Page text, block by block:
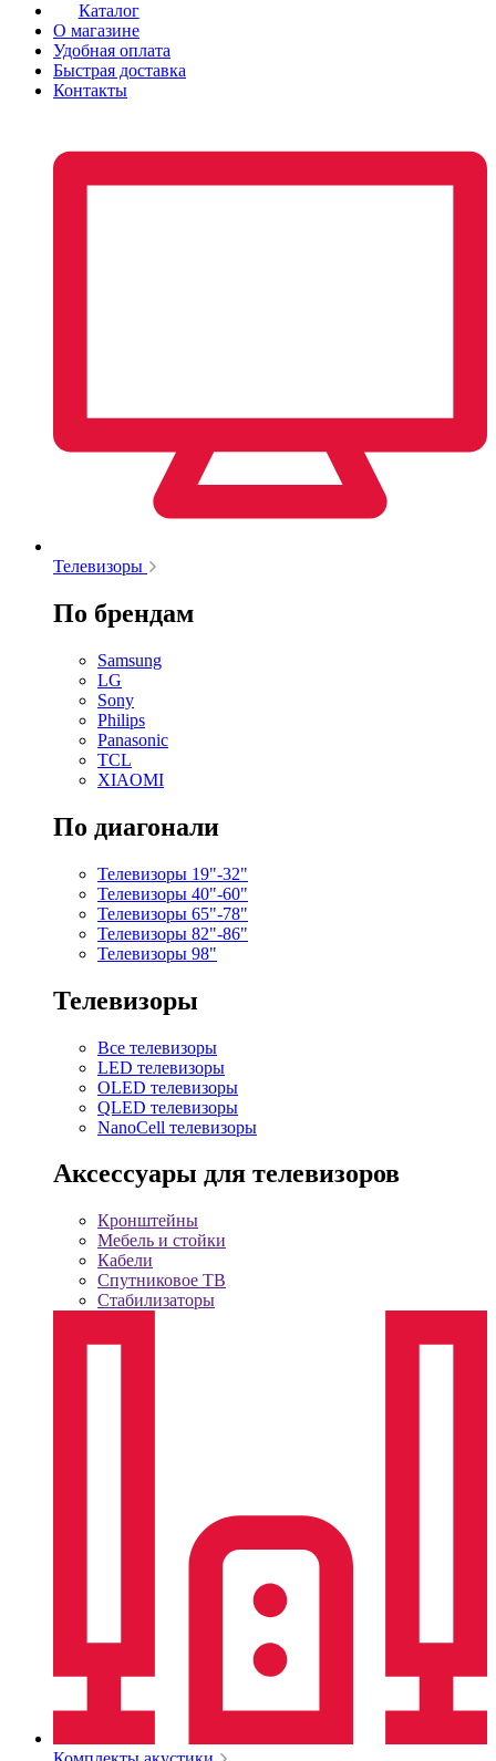
Каталог
О магазине
Удобная оплата
Быстрая доставка
Контакты
Телевизоры
По брендам
Samsung
LG
Sony
Philips
Panasonic
TCL
XIAOMI
По диагонали
Телевизоры 19"-32"
Телевизоры 40"-60"
Телевизоры 65"-78"
Телевизоры 82"-86"
Телевизоры 98"
Телевизоры
Все телевизоры
LED телевизоры
OLED телевизоры
QLED телевизоры
NanoCell телевизоры
Аксессуары для телевизоров
Кронштейны
Мебель и стойки
Кабели
Спутниковое ТВ
Стабилизаторы